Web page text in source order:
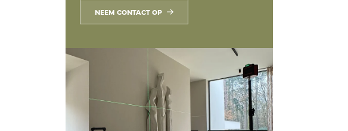
NEEM CONTACT OP